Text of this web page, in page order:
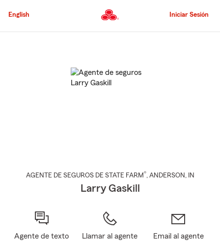
al
principal
English Iniciar Sesión
AGENTE DE SEGUROS DE STATE FARM®, ANDERSON , IN
Larry Gaskill
Agente de texto Llamar al agente Email al agente